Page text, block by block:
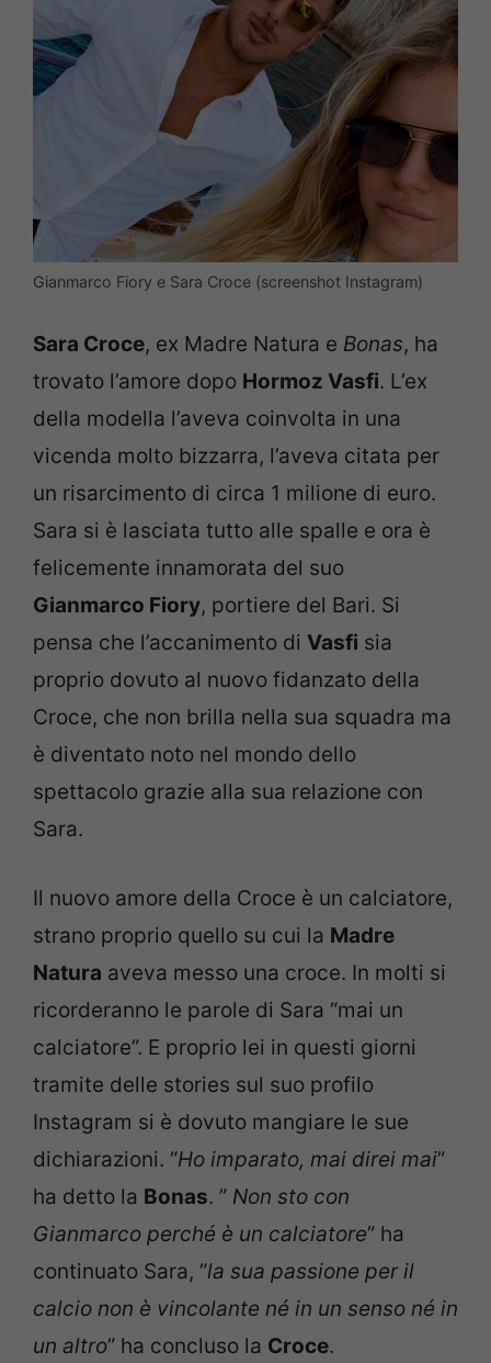
Gianmarco Fiory e Sara Croce (screenshot Instagram)
Sara Croce, ex Madre Natura e Bonas, ha
trovato l’amore dopo Hormoz Vasfi. L’ex
della modella l’aveva coinvolta in una
vicenda molto bizzarra, l’aveva citata per
un risarcimento di circa 1 milione di euro.
Sara si è lasciata tutto alle spalle e ora è
felicemente innamorata del suo
Gianmarco Fiory, portiere del Bari. Si
pensa che l’accanimento di Vasfi sia
proprio dovuto al nuovo fidanzato della
Croce, che non brilla nella sua squadra ma
è diventato noto nel mondo dello
spettacolo grazie alla sua relazione con
Sara.
Il nuovo amore della Croce è un calciatore,
strano proprio quello su cui la Madre
Natura aveva messo una croce. In molti si
ricorderanno le parole di Sara “mai un
calciatore”. E proprio lei in questi giorni
tramite delle stories sul suo profilo
Instagram si è dovuto mangiare le sue
dichiarazioni. “Ho imparato, mai direi mai”
ha detto la Bonas. ” Non sto con
Gianmarco perché è un calciatore” ha
continuato Sara, “la sua passione per il
calcio non è vincolante né in un senso né in
un altro” ha concluso la Croce.